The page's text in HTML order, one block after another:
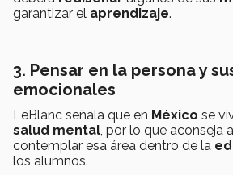
garantizar el aprendizaje.
3. Pensar en la persona y
emocionales
LeBlanc señala que en México se
salud mental , por lo que aconseja
contemplar esa área dentro de la
los alumnos.